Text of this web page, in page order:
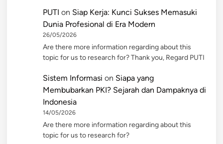
PUTI on Siap Kerja: Kunci Sukses Memasuki
Dunia Profesional di Era Modern
26/05/2026
Are there more information regarding about this
topic for us to research for? Thank you, Regard PUTI
Sistem Informasi on Siapa yang
Membubarkan PKI? Sejarah dan Dampaknya di
Indonesia
14/05/2026
Are there more information regarding about this
topic for us to research for?